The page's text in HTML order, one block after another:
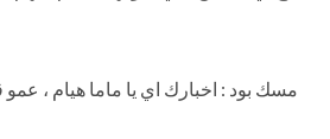
مسك بود : اخبارك اي يا ماما هيام ، عمو